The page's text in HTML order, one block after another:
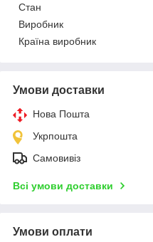
Стан
Виробник
Країна виробник
Умови доставки
Нова Пошта
Укрпошта
Самовивіз
Всі умови доставки
Умови оплати